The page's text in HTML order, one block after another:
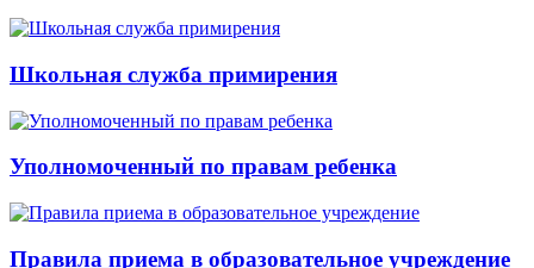
Школьная служба примирения
Уполномоченный по правам ребенка
Правила приема в образовательное учреждение